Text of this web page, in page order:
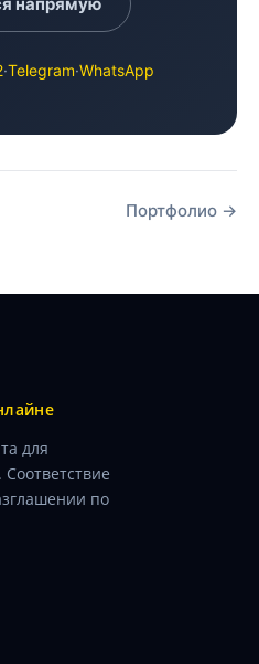
·Telegram·WhatsApp
Портфолио →
для
по